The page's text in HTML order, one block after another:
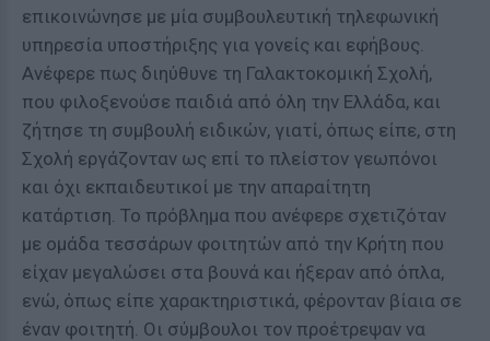
επικοινώνησε με μία συμβουλευτική τηλεφωνική
υπηρεσία υποστήριξης για γονείς και εφήβους.
Ανέφερε πως διηύθυνε τη Γαλακτοκομική Σχολή,
που φιλοξενούσε παιδιά από όλη την Ελλάδα, και
ζήτησε τη συμβουλή ειδικών, γιατί, όπως είπε, στη
Σχολή εργάζονταν ως επί το πλείστον γεωπόνοι
και όχι εκπαιδευτικοί με την απαραίτητη
κατάρτιση. Το πρόβλημα που ανέφερε σχετιζόταν
με ομάδα τεσσάρων φοιτητών από την Κρήτη που
είχαν μεγαλώσει στα βουνά και ήξεραν από όπλα,
ενώ, όπως είπε χαρακτηριστικά, φέρονταν βίαια σε
έναν φοιτητή. Οι σύμβουλοι τον προέτρεψαν να